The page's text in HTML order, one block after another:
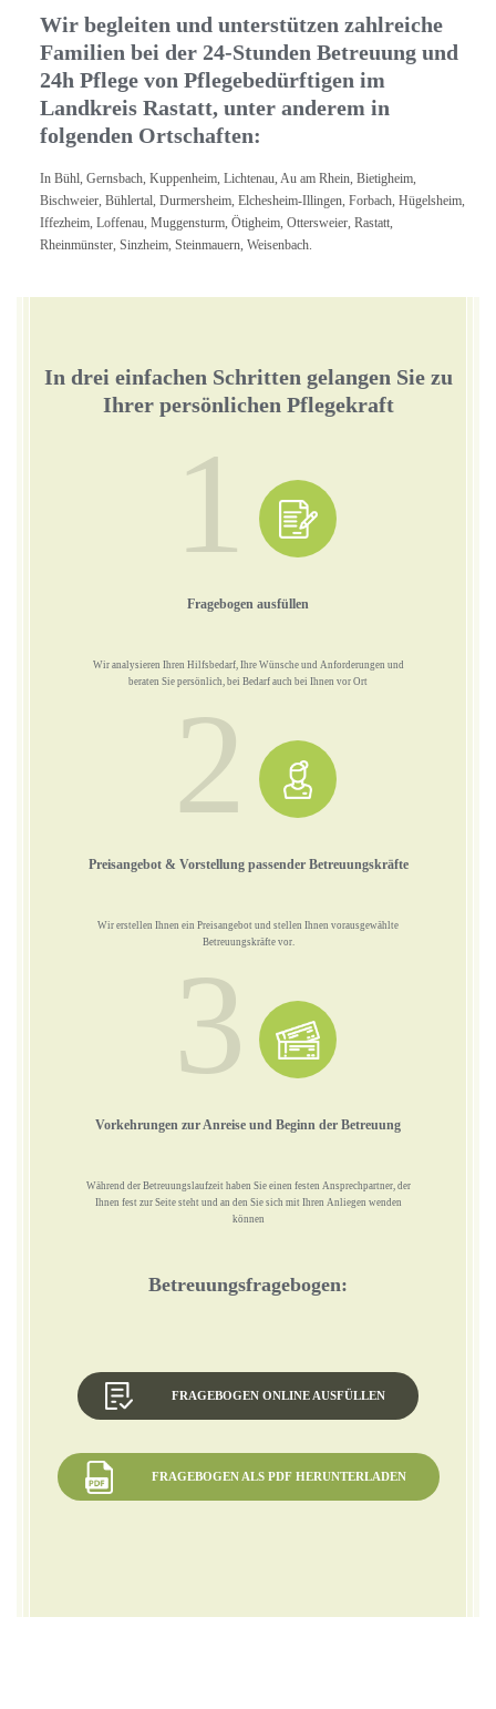
Wir begleiten und unterstützen zahlreiche
Familien bei der 24-Stunden Betreuung und
24h Pflege von Pflegebedürftigen im
Landkreis Rastatt, unter anderem in
folgenden Ortschaften:
In Bühl, Gernsbach, Kuppenheim, Lichtenau, Au am Rhein, Bietigheim,
Bischweier, Bühlertal, Durmersheim, Elchesheim-Illingen, Forbach, Hügelsheim,
Iffezheim, Loffenau, Muggensturm, Ötigheim, Ottersweier, Rastatt,
Rheinmünster, Sinzheim, Steinmauern, Weisenbach.
In drei einfachen Schritten gelangen Sie zu
Ihrer persönlichen Pflegekraft
1
Fragebogen ausfüllen
Wir analysieren Ihren Hilfsbedarf, Ihre Wünsche und Anforderungen und
beraten Sie persönlich, bei Bedarf auch bei Ihnen vor Ort
2
Preisangebot & Vorstellung passender Betreuungskräfte
Wir erstellen Ihnen ein Preisangebot und stellen Ihnen vorausgewählte
Betreuungskräfte vor.
3
Vorkehrungen zur Anreise und Beginn der Betreuung
Während der Betreuungslaufzeit haben Sie einen festen Ansprechpartner, der
Ihnen fest zur Seite steht und an den Sie sich mit Ihren Anliegen wenden
können
Betreuungsfragebogen:
FRAGEBOGEN ONLINE AUSFÜLLEN
FRAGEBOGEN ALS PDF HERUNTERLADEN